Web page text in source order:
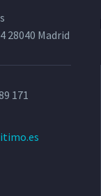
28040 Madrid
171